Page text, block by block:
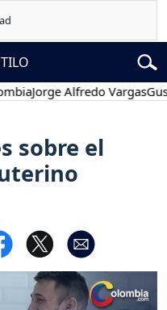
Alfredo VargasGustavo
sobre el